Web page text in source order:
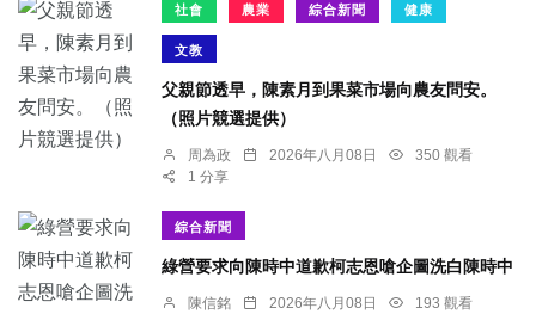
社會 農業 綜合新聞 健康
文教
父親節透早，陳素月到果菜市場向農友問安。
（照片競選提供）
周為政 2026年八月08日
350 觀看
1 分享
綜合新聞
綠營要求向陳時中道歉柯志恩嗆企圖洗白陳時中
陳信銘 2026年八月08日
193 觀看